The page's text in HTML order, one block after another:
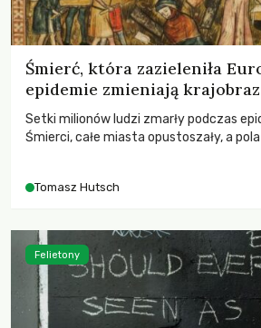
Śmierć, która zazieleniła
epidemie zmieniają krajobraz
Setki milionów ludzi zmarły podczas
Śmierci, całe miasta opustoszały, a
największych katastrof w swoich
Tomasz Hutsch
Felietony